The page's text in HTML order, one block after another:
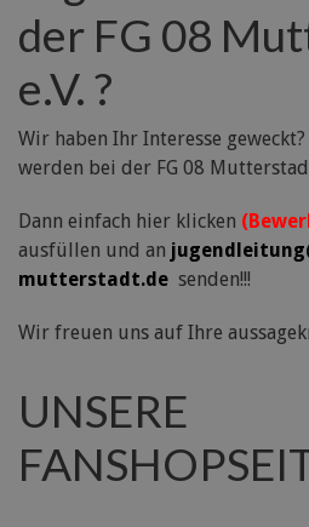
der FG 08
e.V. ?
Wir haben Ihr Interesse
werden bei der FG 08
Dann einfach hier klicken
ausfüllen und an
mutterstadt.de senden!!!
Wir freuen uns auf Ihre
UNSERE